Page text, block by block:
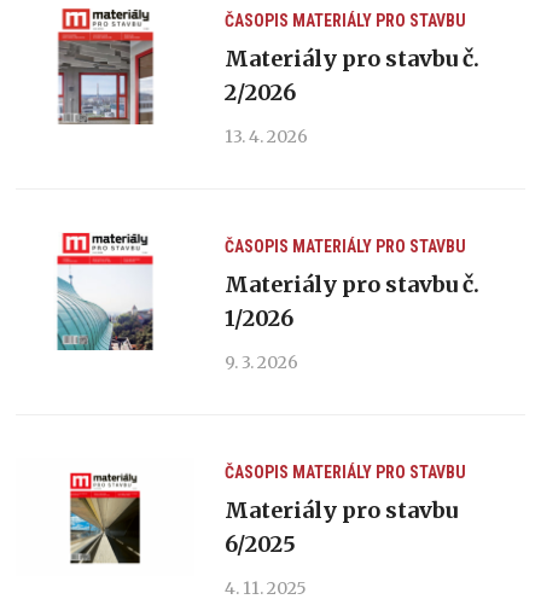
ČASOPIS MATERIÁLY PRO STAVBU
Materiály pro stavbu č.
2/2026
13. 4. 2026
ČASOPIS MATERIÁLY PRO STAVBU
Materiály pro stavbu č.
1/2026
9. 3. 2026
ČASOPIS MATERIÁLY PRO STAVBU
Materiály pro stavbu
6/2025
4. 11. 2025